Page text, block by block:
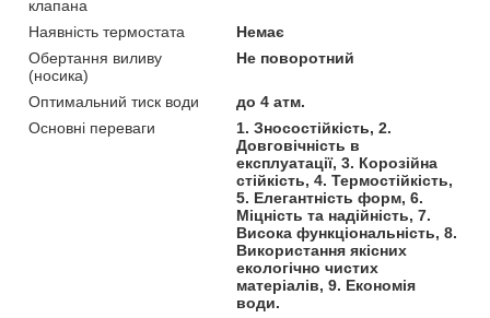
клапана
Наявність термостата
Немає
Обертання виливу
(носика)
Не поворотний
Оптимальний тиск води
до 4 атм.
Основні переваги
1. Зносостійкість, 2.
Довговічність в
експлуатації, 3. Корозійна
стійкість, 4. Термостійкість,
5. Елегантність форм, 6.
Міцність та надійність, 7.
Висока функціональність, 8.
Використання якісних
екологічно чистих
матеріалів, 9. Економія
води.